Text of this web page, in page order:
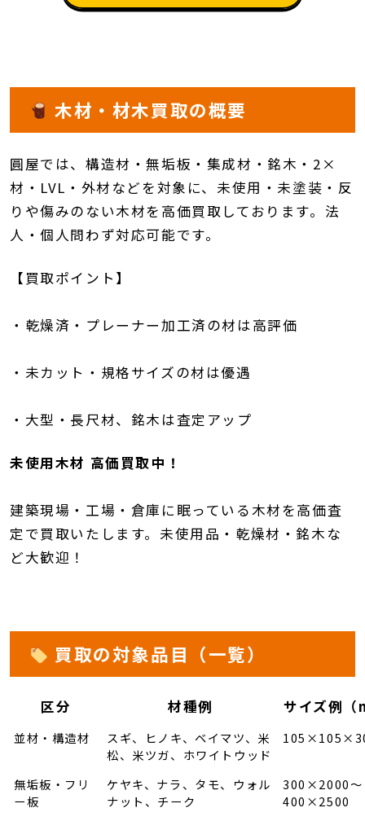
木材・材木買取の概要
圓屋では、構造材・無垢板・集成材・銘木・2×
材・LVL・外材などを対象に、未使用・未塗装・反
りや傷みのない木材を高価買取しております。法
人・個人問わず対応可能です。
【買取ポイント】
・乾燥済・プレーナー加工済の材は高評価
・未カット・規格サイズの材は優遇
・大型・長尺材、銘木は査定アップ
未使用木材 高価買取中！
建築現場・工場・倉庫に眠っている木材を高価査
定で買取いたします。未使用品・乾燥材・銘木な
ど大歓迎！
買取の対象品目（一覧）
区分 材種例 サイズ例
並材・構造材
スギ、ヒノキ、ベイマツ、米
松、米ツガ、ホワイトウッド
無垢板・フリ
ー板
ケヤキ、ナラ、タモ、ウォル
ナット、チーク
300×2000〜
400×2500